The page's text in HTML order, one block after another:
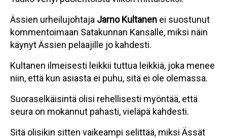
Ässien urheilujohtaja Jarno Kultanen ei suostunut
kommentoimaan Satakunnan Kansalle, miksi näin
käynyt Ässien pelaajille jo kahdesti.
Kultanen ilmeisesti leikkii tuttua leikkiä, joka menee
niin, että kun asiasta ei puhu, sitä ei ole olemassa.
Suoraselkäisintä olisi rehellisesti myöntää, että
seura on mokannut pahasti, vieläpä kahdesti.
Sitä olisikin sitten vaikeampi selittää, miksi Ässät